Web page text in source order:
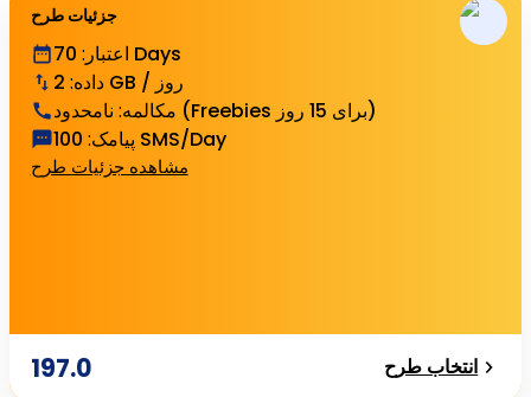
جزئیات طرح
اعتبار :
70 Days
داده:
2 GB / روز
مکالمه:
نامحدود (Freebies برای 15 روز)
پیامک: 100 SMS/Day
مشاهده جزئیات طرح
197.0 انتخاب طرح